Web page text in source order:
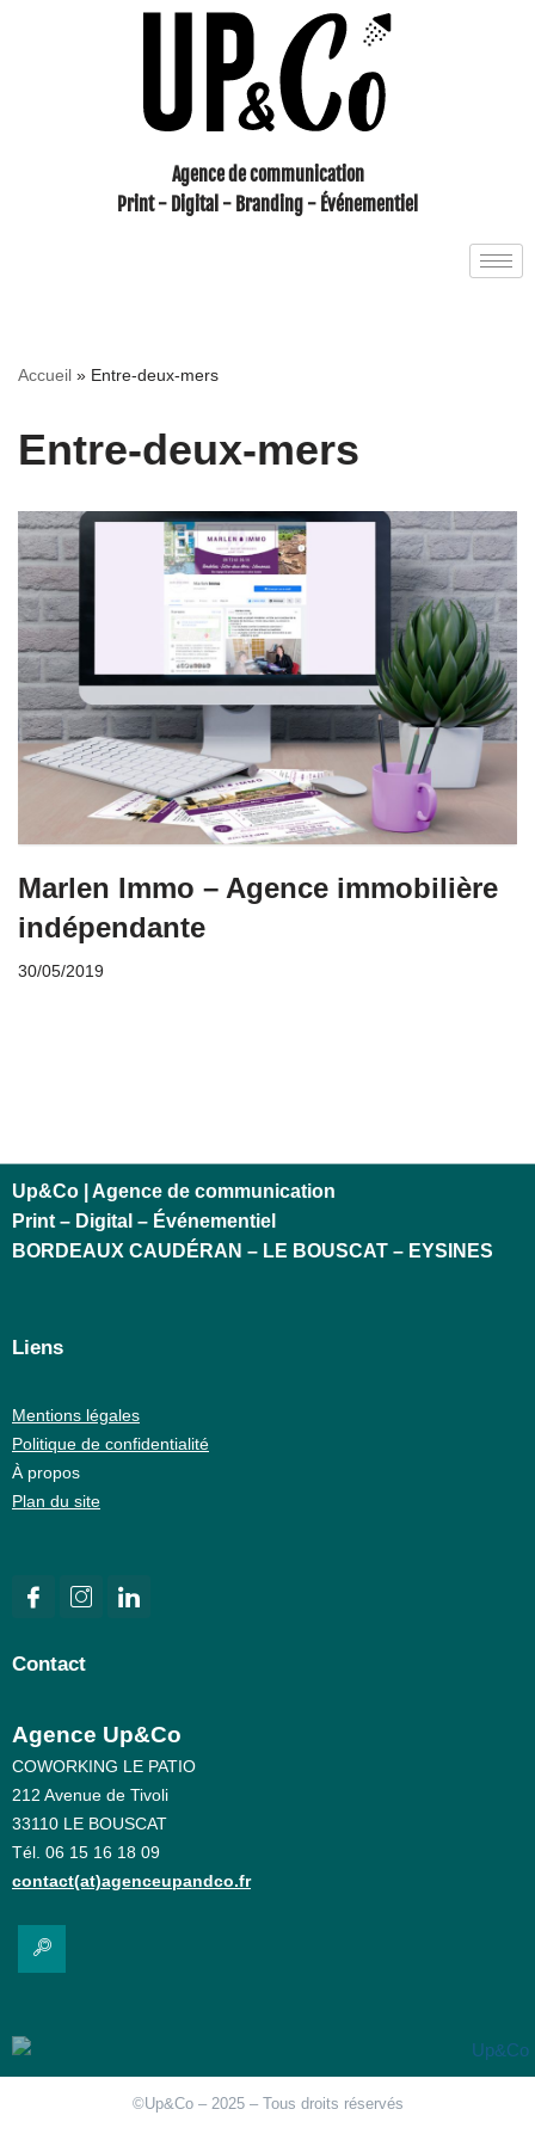
Agence de communication
Print - Digital - Branding - Événementiel
Accueil » Entre-deux-mers
Entre-deux-mers
Marlen Immo – Agence immobilière
indépendante
30/05/2019
Up&Co | Agence de communication
Print – Digital – Événementiel
BORDEAUX CAUDÉRAN – LE BOUSCAT – EYSINES
Liens
Mentions légales
Politique de confidentialité
À propos
Plan du site
Contact
Agence Up&Co
COWORKING LE PATIO
212 Avenue de Tivoli
33110 LE BOUSCAT
Tél. 06 15 16 18 09
contact(at)agenceupandco.fr
©Up&Co – 2025 – Tous droits réservés